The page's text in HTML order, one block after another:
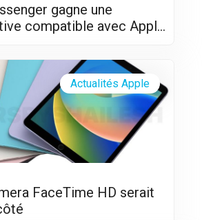
gagne une
compatible avec Apple
FaceTime HD serait
Actualités Apple